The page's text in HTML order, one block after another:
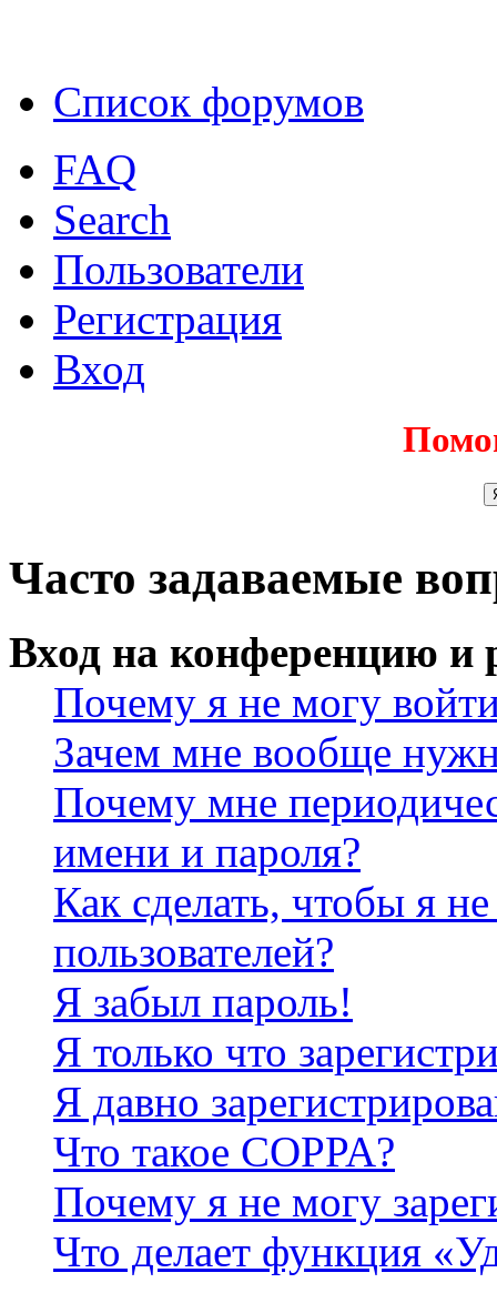
Список форумов
FAQ
Search
Пользователи
Регистрация
Вход
Часто задаваемые
Вход на конференцию и
Почему я не могу
Зачем мне вообще
Почему мне
имени и пароля?
Как сделать, чтобы я
пользователей?
Я забыл пароль!
Я только что
Я давно
Что такое COPPA?
Почему я не могу
Что делает функция